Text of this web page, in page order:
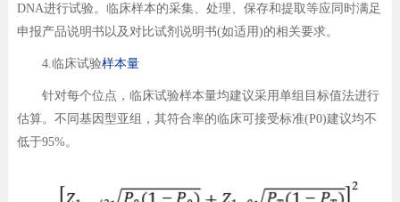
DNA进行试验。临床样本的采集、处理、保存和提取等应同时满足
申报产品说明书以及对比试剂说明书(如适用)的相关要求。
4.临床试验样本量
针对每个位点，临床试验样本量均建议采用单组目标值法进行
估算。不同基因型亚组，其符合率的临床可接受标准(P0)建议均不
低于95%。